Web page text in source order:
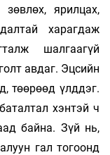
ярилцах,
харагдаж
шалгаагүй
авдаг. Эцсийн
төө­рөөд үлддэг.
хэнтэй ч
байна. Зүй нь,
гал тогоонд